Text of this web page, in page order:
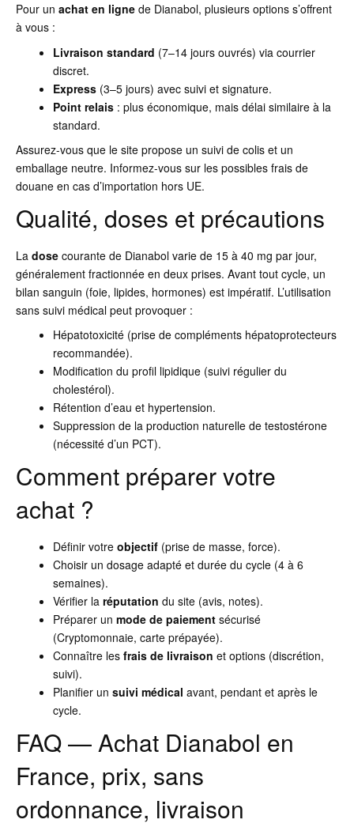
Pour un achat en ligne de Dianabol, plusieurs options s’offrent
à vous :
Livraison standard (7–14 jours ouvrés) via courrier
discret.
Express(3–5 jours) avec suivi et signature.
Point relais: plus économique, mais délai similaire à la
standard.
Assurez-vous que le site propose un suivi de colis et un
emballage neutre. Informez-vous sur les possibles frais de
douane en cas d’importation hors UE.
Qualité, doses et précautions
La dose courante de Dianabol varie de 15 à 40 mg par jour,
généralement fractionnée en deux prises. Avant tout cycle, un
bilan sanguin (foie, lipides, hormones) est impératif. L’utilisation
sans suivi médical peut provoquer :
Hépatotoxicité (prise de compléments hépatoprotecteurs
recommandée).
Modification du profil lipidique (suivi régulier du
cholestérol).
Rétention d’eau et hypertension.
Suppression de la production naturelle de testostérone
(nécessité d’un PCT).
Comment préparer votre
achat ?
Définir votre objectif(prise de masse, force).
Choisir un dosage adapté et durée du cycle (4 à 6
semaines).
Vérifier la réputation du site (avis, notes).
Préparer un mode de paiementsécurisé
(Cryptomonnaie, carte prépayée).
Connaître les frais de livraison et options (discrétion,
suivi).
Planifier un suivi médical avant, pendant et après le
cycle.
FAQ — Achat Dianabol en
France, prix, sans
ordonnance, livraison